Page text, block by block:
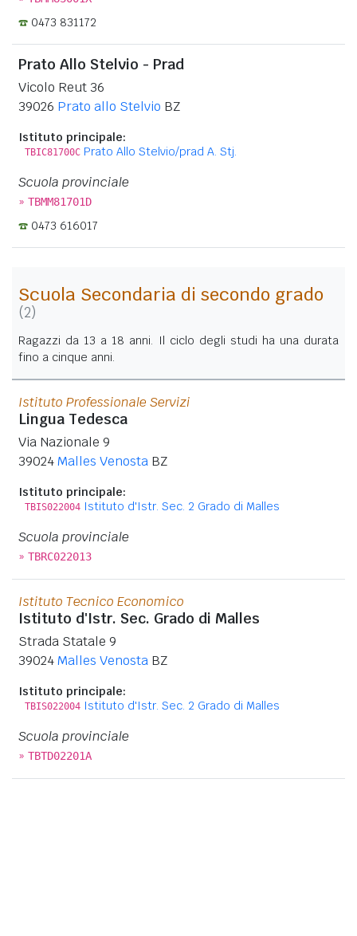
0473 831172
Prato Allo Stelvio - Prad
Vicolo Reut 36
39026 Prato allo Stelvio BZ
Istituto principale:
TBIC81700C Prato Allo Stelvio/prad A. Stj.
Scuola provinciale
» TBMM81701D
0473 616017
Scuola Secondaria di secondo grado
(2)
Ragazzi da 13 a 18 anni. Il ciclo degli studi ha una durata
fino a cinque anni.
Istituto Professionale Servizi
Lingua Tedesca
Via Nazionale 9
39024Malles Venosta BZ
Istituto principale:
TBIS022004 Istituto d'Istr. Sec. 2 Grado di Malles
Scuola provinciale
» TBRC022013
Istituto Tecnico Economico
Istituto d'Istr. Sec. Grado di Malles
Strada Statale 9
39024Malles Venosta BZ
Istituto principale:
TBIS022004 Istituto d'Istr. Sec. 2 Grado di Malles
Scuola provinciale
» TBTD02201A